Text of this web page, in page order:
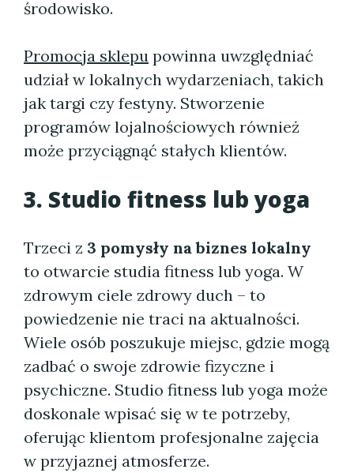
środowisko.
Promocja sklepu powinna uwzględniać
udział w lokalnych wydarzeniach, takich
jak targi czy festyny. Stworzenie
programów lojalnościowych również
może przyciągnąć stałych klientów.
3. Studio fitness lub yoga
Trzeci z 3 pomysły na biznes lokalny
to otwarcie studia fitness lub yoga. W
zdrowym ciele zdrowy duch – to
powiedzenie nie traci na aktualności.
Wiele osób poszukuje miejsc, gdzie mogą
zadbać o swoje zdrowie fizyczne i
psychiczne. Studio fitness lub yoga może
doskonale wpisać się w te potrzeby,
oferując klientom profesjonalne zajęcia
w przyjaznej atmosferze.